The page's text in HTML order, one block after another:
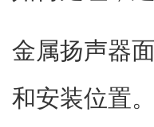
金属扬声器
和安装位置